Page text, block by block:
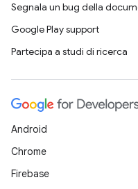
Segnala un bug della
Google Play support
Partecipa a studi di ricerca
Android
Chrome
Firebase